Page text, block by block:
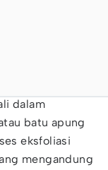
dalam
batu apung
eksfoliasi
mengandung